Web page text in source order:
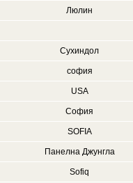
Люлин
Сухиндол
софия
USA
София
SOFIA
Панелна Джунгла
Sofiq